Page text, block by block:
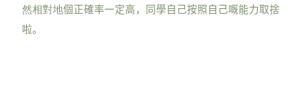
然相對地個正確率一定高，同學自己按照自己嘅能力取捨
啦。